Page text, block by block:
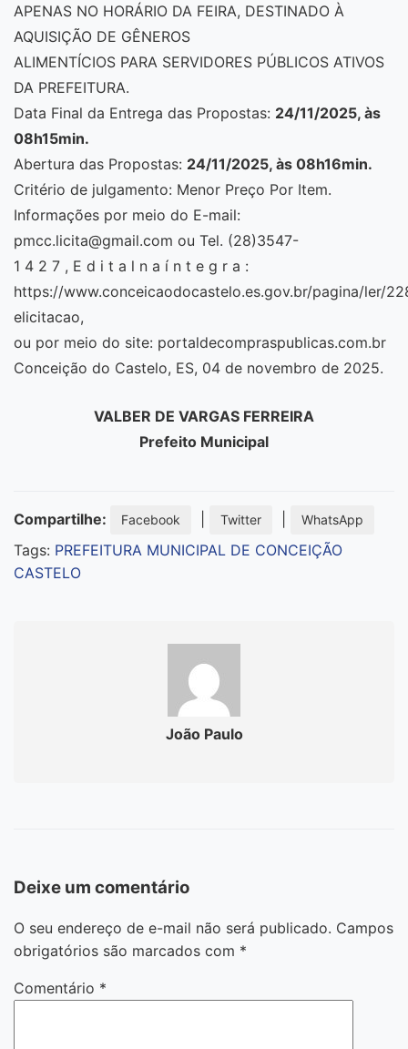
APENAS NO HORÁRIO DA FEIRA, DESTINADO À
AQUISIÇÃO DE GÊNEROS
ALIMENTÍCIOS PARA SERVIDORES PÚBLICOS ATIVOS
DA PREFEITURA.
Data Final da Entrega das Propostas: 24/11/2025, às
08h15min.
Abertura das Propostas: 24/11/2025, às 08h16min.
Critério de julgamento: Menor Preço Por Item.
Informações por meio do E-mail:
pmcc.licita@gmail.com ou Tel. (28)3547-
1 4 2 7 , E d i t a l n a í n t e g r a :
https://www.conceicaodocastelo.es.gov.br/pagina/ler/
elicitacao,
ou por meio do site: portaldecompraspublicas.com.br
Conceição do Castelo, ES, 04 de novembro de 2025.
VALBER DE VARGAS FERREIRA
Prefeito Municipal
Compartilhe: Facebook Twitter WhatsApp
Tags: PREFEITURA MUNICIPAL DE CONCEIÇÃO
CASTELO
João Paulo
Deixe um comentário
O seu endereço de e-mail não será publicado. Campos
obrigatórios são marcados com *
Comentário *